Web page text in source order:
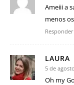
Ameiii a
menos
Responder
LAURA
5 de
Oh my